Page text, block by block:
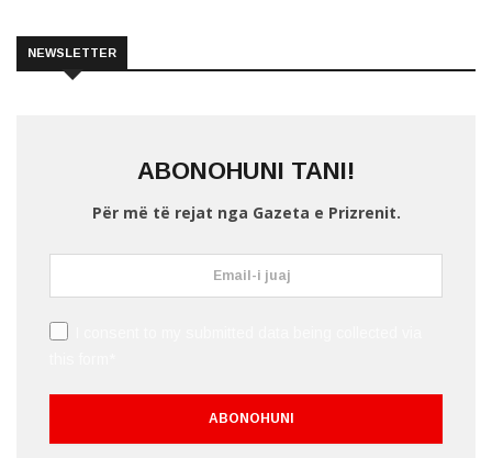
NEWSLETTER
ABONOHUNI TANI!
Për më të rejat nga Gazeta e Prizrenit.